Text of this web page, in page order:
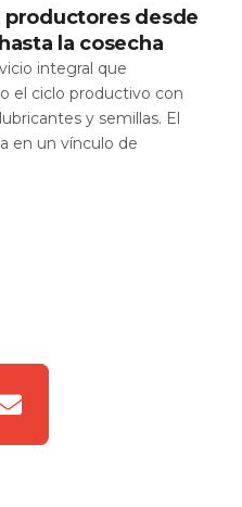
desde
la cosecha
integral que
el ciclo productivo con
y semillas. El
en un vínculo de